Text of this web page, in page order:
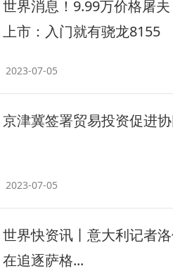
世界消息！9.99万价格屠
上市：入门就有骁龙8155
2023-07-05
京津冀签署贸易投资促进
2023-07-05
世界快资讯丨意大利记者
在追逐萨格...